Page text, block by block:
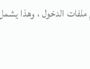
الدخول ، وهذا يشمل